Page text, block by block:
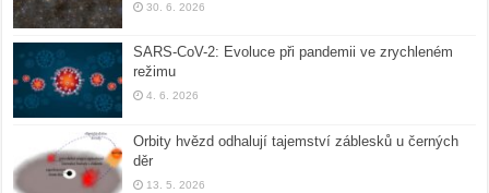
30. 6. 2026
SARS-CoV-2: Evoluce při pandemii ve zrychleném
režimu
4. 6. 2026
Orbity hvězd odhalují tajemství záblesků u černých
děr
13. 5. 2026